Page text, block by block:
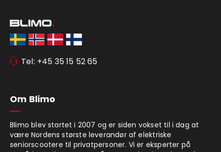
Tel: +45 35 15 52 65
Om Blimo
Blimo blev startet i 2007 og er siden vokset til i dag at
være Nordens største leverandør af elektriske
seniorscootere til privatpersoner. Vi er eksperter på